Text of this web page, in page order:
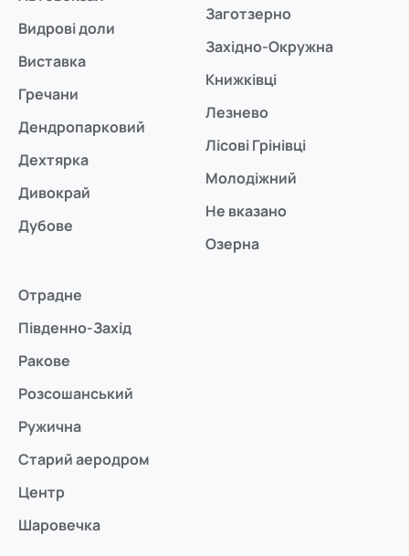
Видрові доли
Виставка
Гречани
Дендропарковий
Дехтярка
Дивокрай
Дубове
Заготзерно
Західно-Окружна
Книжківці
Лезнево
Лісові Грінівці
Молодіжний
Не вказано
Озерна
Отрадне
Південно-Захід
Ракове
Розсошанський
Ружична
Старий аеродром
Центр
Шаровечка